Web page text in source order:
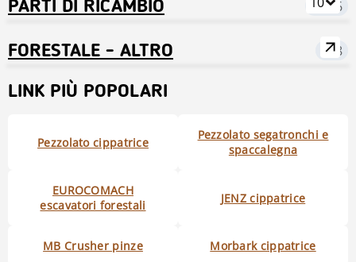
PARTI DI RICAMBIO 9,396
FORESTALE - ALTRO 688
LINK PIÙ POPOLARI
Pezzolato cippatrice
Pezzolato segatronchi e
spaccalegna
EUROCOMACH
escavatori forestali
JENZ cippatrice
MB Crusher pinze Morbark cippatrice